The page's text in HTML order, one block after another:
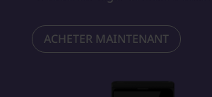
ACHETER MAINTENANT